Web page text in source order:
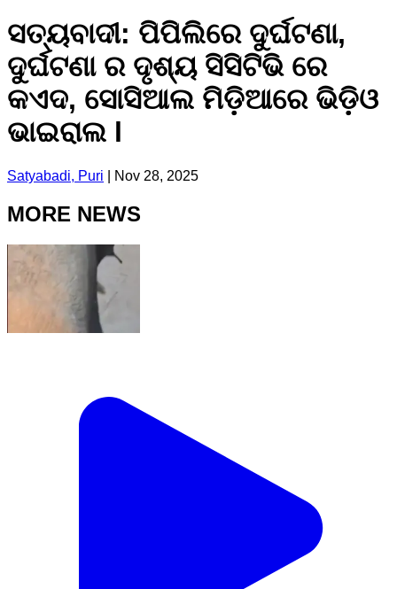
ସତ୍ୟବାଦୀ: ପିପିଲିରେ ଦୁର୍ଘଟଣା,
ଦୁର୍ଘଟଣା ର ଦୃଶ୍ୟ ସିସିଟିଭି ରେ
କଏଦ, ସୋସିଆଲ ମିଡ଼ିଆରେ ଭିଡ଼ିଓ
ଭାଇରାଲ l
Satyabadi, Puri Nov 28, 2025
MORE NEWS